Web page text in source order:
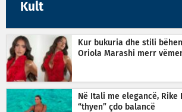
Kult
Kur bukuria dhe stili
Oriola Marashi merr
Në Itali me elegancë, Rike
“thyen” çdo balancë